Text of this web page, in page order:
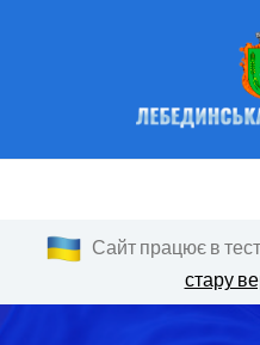
Сайт працює в
стару